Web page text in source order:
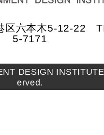
区六本木5-12-22
5-7171
DESIGN
erved.